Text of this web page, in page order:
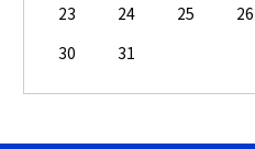
23
24 25 26
30
31